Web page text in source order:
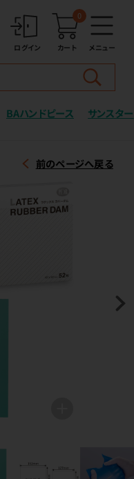
ログイン カート
0
メニュー
BAハンドピース サンスター
前のページへ戻る